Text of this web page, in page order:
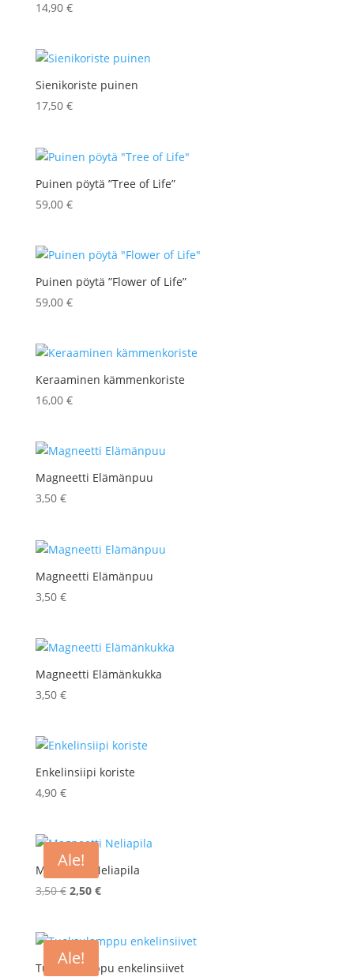
14,90 €
Sienikoriste puinen
17,50 €
Puinen pöytä ”Tree of Life”
59,00 €
Puinen pöytä ”Flower of Life”
59,00 €
Keraaminen kämmenkoriste
16,00 €
Magneetti Elämänpuu
3,50 €
Magneetti Elämänpuu
3,50 €
Magneetti Elämänkukka
3,50 €
Enkelinsiipi koriste
4,90 €
Ale!
Magneetti Neliapila
3,50€ Alkuperäinen
3,50 €.
2,50 €Nykyinen
2,50 €.
Ale!
Tuoksulamppu enkelinsiivet